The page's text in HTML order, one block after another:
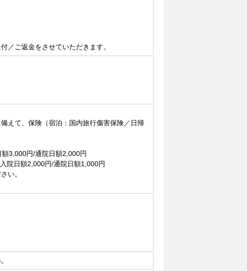
／ご返金をさせていただきます。
えて、保険（宿泊：国内旅行傷害保険／日帰
3,000円/通院日額2,000円
院日額2,000円/通院日額1,000円
い。